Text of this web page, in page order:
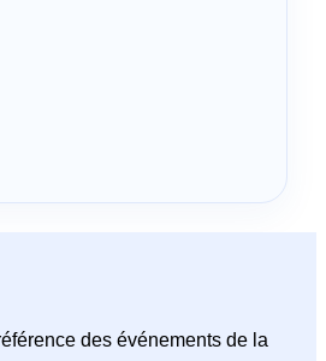
des événements de la